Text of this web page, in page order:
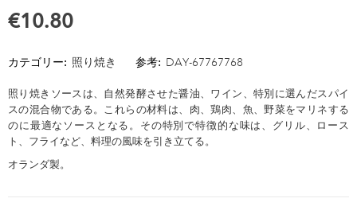
€10.80
カテゴリー: 照り焼き 参考: DAY-67767768
照り焼きソースは、自然発酵させた醤油、ワイン、特別に選んだスパイ
スの混合物である。これらの材料は、肉、鶏肉、魚、野菜をマリネする
のに最適なソースとなる。その特別で特徴的な味は、グリル、ロース
ト、フライなど、料理の風味を引き立てる。
オランダ製。